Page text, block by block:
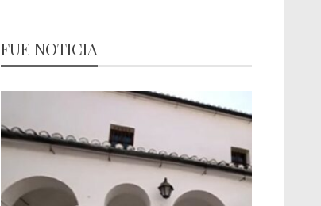
FUE NOTICIA